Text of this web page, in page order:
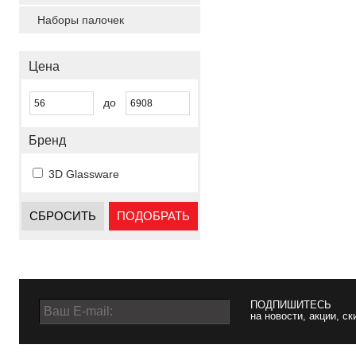
Наборы палочек
Цена
до
Бренд
3D Glassware
СБРОСИТЬ ПОДОБРАТЬ
ПОДПИШИТЕСЬ
на новости, акции,